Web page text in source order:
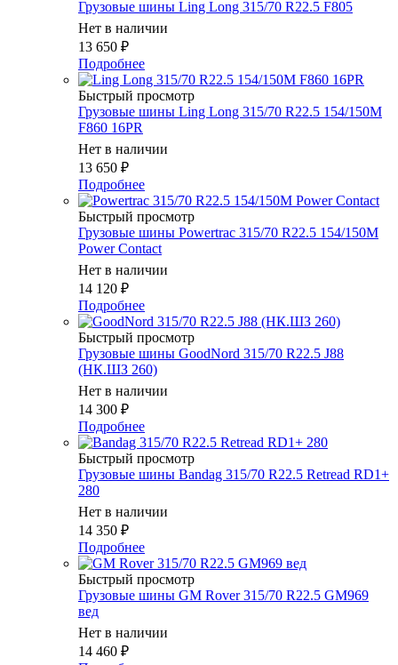
Грузовые шины Ling Long 315/70 R22.5 F805
Нет в наличии
13 650 ₽
Подробнее
Быстрый просмотр
Грузовые шины Ling Long 315/70 R22.5 154/150M
F860 16PR
Нет в наличии
13 650 ₽
Подробнее
Быстрый просмотр
Грузовые шины Powertrac 315/70 R22.5 154/150M
Power Contact
Нет в наличии
14 120 ₽
Подробнее
Быстрый просмотр
Грузовые шины GoodNord 315/70 R22.5 J88
(НК.ШЗ 260)
Нет в наличии
14 300 ₽
Подробнее
Быстрый просмотр
Грузовые шины Bandag 315/70 R22.5 Retread RD1+
280
Нет в наличии
14 350 ₽
Подробнее
Быстрый просмотр
Грузовые шины GM Rover 315/70 R22.5 GM969
вед
Нет в наличии
14 460 ₽